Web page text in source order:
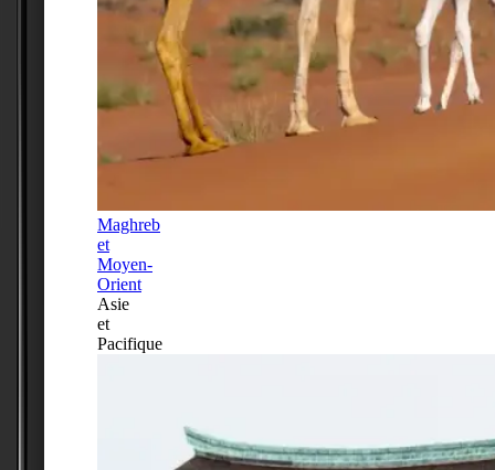
Maghreb
et
Moyen-
Orient
Asie
et
Pacifique